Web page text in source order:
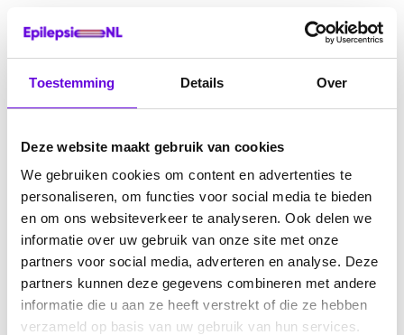
Toestemming Details Over
Deze website maakt gebruik van cookies
We gebruiken cookies om content en advertenties te
personaliseren, om functies voor social media te bieden
en om ons websiteverkeer te analyseren. Ook delen we
informatie over uw gebruik van onze site met onze
partners voor social media, adverteren en analyse. Deze
partners kunnen deze gegevens combineren met andere
informatie die u aan ze heeft verstrekt of die ze hebben
verzameld op basis van uw gebruik van hun services.